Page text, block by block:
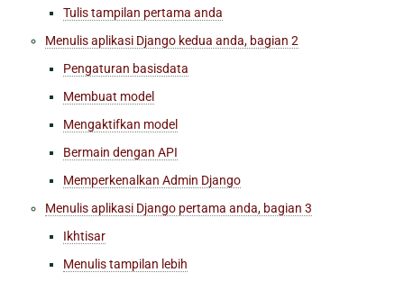
Tulis tampilan pertama anda
Menulis aplikasi Django kedua anda, bagian 2
Pengaturan basisdata
Membuat model
Mengaktifkan model
Bermain dengan API
Memperkenalkan Admin Django
Menulis aplikasi Django pertama anda, bagian 3
Ikhtisar
Menulis tampilan lebih